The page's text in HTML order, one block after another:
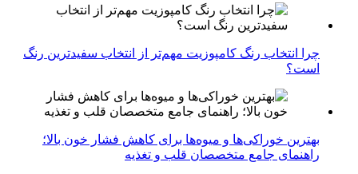
چرا انتخاب رنگ کامپوزیت مهم‌تر از انتخاب سفیدترین رنگ
است؟
بهترین خوراکی‌ها و میوه‌ها برای کاهش فشار خون بالا؛
راهنمای جامع متخصصان قلب و تغذیه